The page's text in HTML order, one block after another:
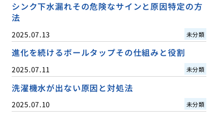
シンク下水漏れその危険なサインと原因特定の方
法
2025.07.13 未分類
進化を続けるボールタップその仕組みと役割
2025.07.11 未分類
洗濯機水が出ない原因と対処法
2025.07.10 未分類